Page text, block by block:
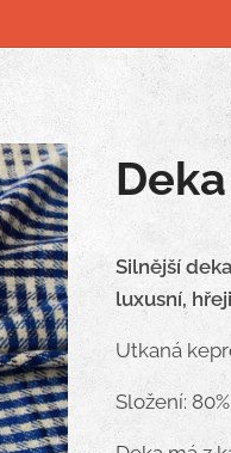
Silnější
luxusní,
Utkaná
Složení: